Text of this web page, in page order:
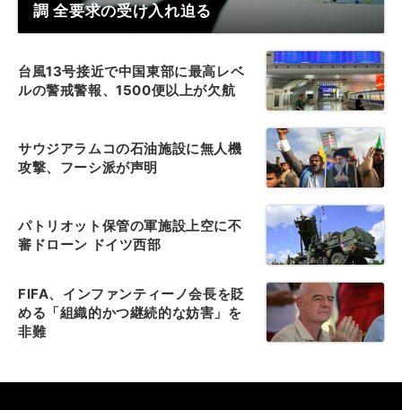
調 全要求の受け入れ迫る
台風13号接近で中国東部に最高レベ
ルの警戒警報、1500便以上が欠航
サウジアラムコの石油施設に無人機
攻撃、フーシ派が声明
パトリオット保管の軍施設上空に不
審ドローン ドイツ西部
FIFA、インファンティーノ会長を貶
める「組織的かつ継続的な妨害」を
非難